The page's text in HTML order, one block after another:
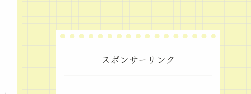
スポンサーリンク